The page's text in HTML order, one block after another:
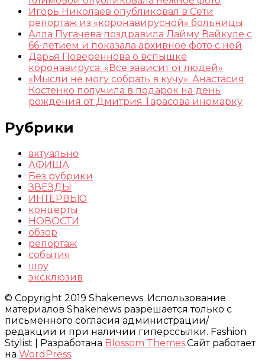
Игорь Николаев опубликовал в Сети
репортаж из «коронавирусной» больницы
Алла Пугачева поздравила Лайму Вайкуле с
66-летием и показала архивное фото с ней
Дарья Повереннова о вспышке
коронавируса: «Все зависит от людей»
«Мысли не могу собрать в кучу»: Анастасия
Костенко получила в подарок на день
рождения от Дмитрия Тарасова иномарку
Рубрики
актуально
АФИША
Без рубрики
ЗВЕЗДЫ
ИНТЕРВЬЮ
концерты
НОВОСТИ
обзор
репортаж
события
шоу
эксклюзив
© Copyright 2019 Shakenews. Использование
материалов Shakenews разрешается только с
письменного согласия администрации/
редакции и при наличии гиперссылки. Fashion
Stylist | Разработана Blossom Themes.Сайт работает
на WordPress.